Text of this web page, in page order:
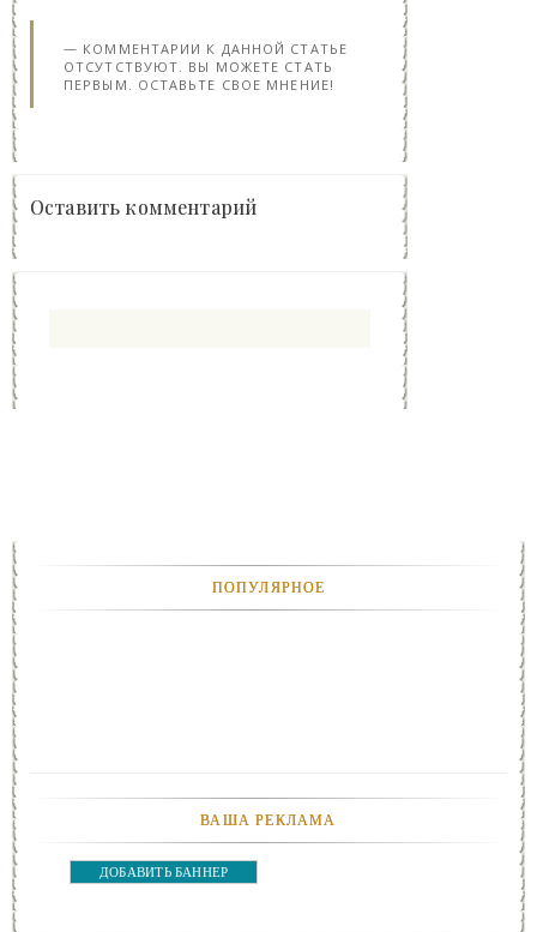
КОММЕНТАРИИ К ДАННОЙ СТАТЬЕ
ОТСУТСТВУЮТ. ВЫ МОЖЕТЕ СТАТЬ
ПЕРВЫМ. ОСТАВЬТЕ СВОЕ МНЕНИЕ!
Оставить комментарий
ПОПУЛЯРНОЕ
ВАША РЕКЛАМА
ДОБАВИТЬ БАННЕР